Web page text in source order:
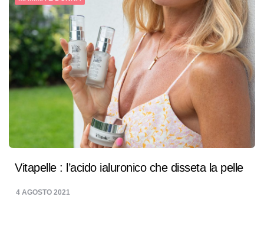
Vitapelle : l’acido ialuronico che disseta la pelle
4 AGOSTO 2021